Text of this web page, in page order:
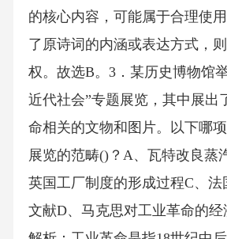
的核心内容，可能属于合理使
了原诗词的内涵或表达方式，
权。故选B。3．某历史博物馆
近代社会”专题展览，其中展出
命相关的文物和图片。以下哪
展览的范畴()？A、瓦特改良蒸
英国工厂制度的形成过程C、法
文献D、马克思对工业革命的经